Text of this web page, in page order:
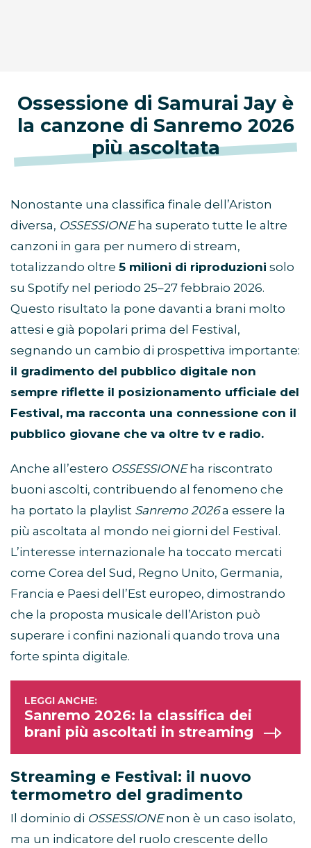
Ossessione di Samurai Jay è
la canzone di Sanremo 2026
più ascoltata
Nonostante una classifica finale dell’Ariston
diversa, OSSESSIONEha superato tutte le altre
canzoni in gara per numero di stream,
totalizzando oltre 5 milioni di riproduzioni solo
su Spotify nel periodo 25–27 febbraio 2026.
Questo risultato la pone davanti a brani molto
attesi e già popolari prima del Festival,
segnando un cambio di prospettiva importante:
il gradimento del pubblico digitale non
sempre riflette il posizionamento ufficiale del
Festival, ma racconta una connessione con il
pubblico giovane che va oltre tv e radio.
Anche all’estero OSSESSIONEha riscontrato
buoni ascolti, contribuendo al fenomeno che
ha portato la playlist Sanremo 2026a essere la
più ascoltata al mondo nei giorni del Festival.
L’interesse internazionale ha toccato mercati
come Corea del Sud, Regno Unito, Germania,
Francia e Paesi dell’Est europeo, dimostrando
che la proposta musicale dell’Ariston può
superare i confini nazionali quando trova una
forte spinta digitale.
Sanremo 2026: la classifica dei
brani più ascoltati in streaming
Streaming e Festival: il nuovo
termometro del gradimento
Il dominio di OSSESSIONEnon è un caso isolato,
ma un indicatore del ruolo crescente dello